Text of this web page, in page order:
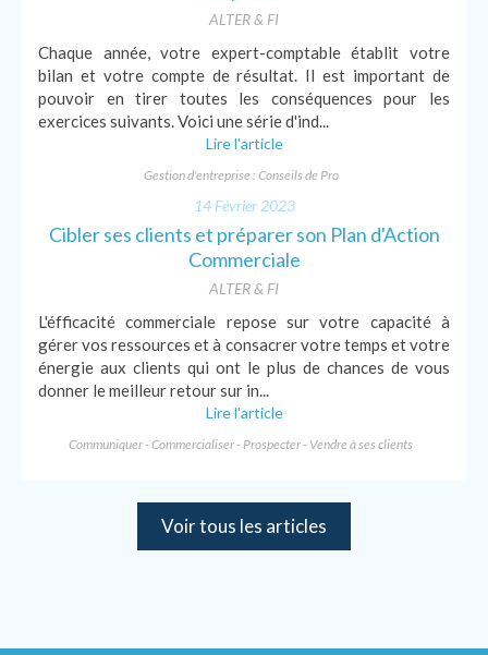
ALTER & FI
Chaque année, votre expert-comptable établit votre
bilan et votre compte de résultat. Il est important de
pouvoir en tirer toutes les conséquences pour les
exercices suivants. Voici une série d'ind...
Lire l'article
Gestion d'entreprise : Conseils de Pro
14 Février 2023
Cibler ses clients et préparer son Plan d'Action
Commerciale
ALTER & FI
L'éfficacité commerciale repose sur votre capacité à
gérer vos ressources et à consacrer votre temps et votre
énergie aux clients qui ont le plus de chances de vous
donner le meilleur retour sur in...
Lire l'article
Communiquer - Commercialiser - Prospecter - Vendre à ses clients
Voir tous les articles